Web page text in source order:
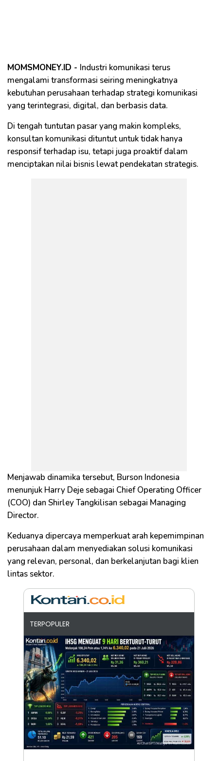
MOMSMONEY.ID - Industri komunikasi terus
mengalami transformasi seiring meningkatnya
kebutuhan perusahaan terhadap strategi komunikasi
yang terintegrasi, digital, dan berbasis data.
Di tengah tuntutan pasar yang makin kompleks,
konsultan komunikasi dituntut untuk tidak hanya
responsif terhadap isu, tetapi juga proaktif dalam
menciptakan nilai bisnis lewat pendekatan strategis.
Menjawab dinamika tersebut, Burson Indonesia
menunjuk Harry Deje sebagai Chief Operating Officer
(COO) dan Shirley Tangkilisan sebagai Managing
Director.
Keduanya dipercaya memperkuat arah kepemimpinan
perusahaan dalam menyediakan solusi komunikasi
yang relevan, personal, dan berkelanjutan bagi klien
lintas sektor.
TERPOPULER